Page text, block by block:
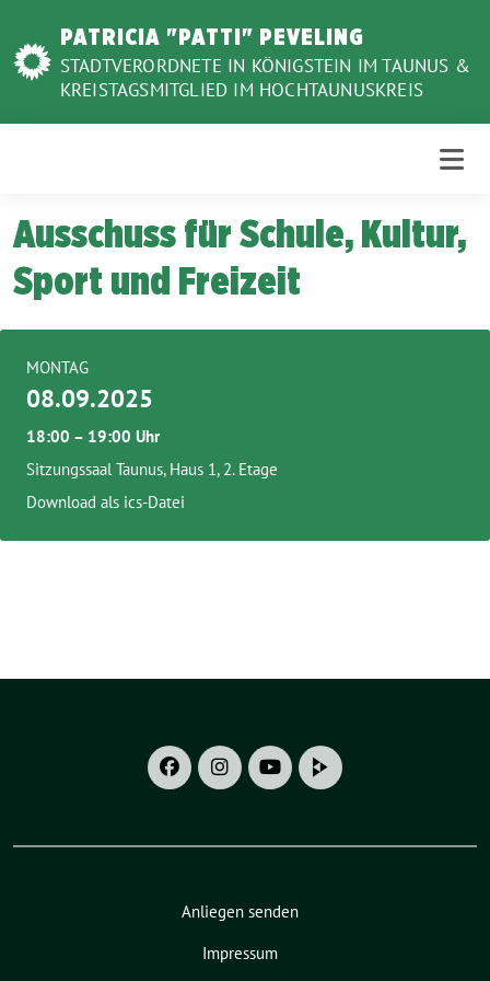
zum
Inhalt
PATRICIA "PATTI" PEVELING
STADTVERORDNETE IN KÖNIGSTEIN IM TAUNUS &
KREISTAGSMITGLIED IM HOCHTAUNUSKREIS
Ausschuss für Schule, Kultur,
Sport und Freizeit
MONTAG
08.09.2025
18:00 – 19:00 Uhr
Sitzungssaal Taunus, Haus 1, 2. Etage
Download als ics-Datei
Anliegen senden
Impressum